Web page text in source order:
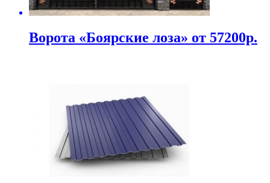
Ворота «Боярские лоза» от 57200р.